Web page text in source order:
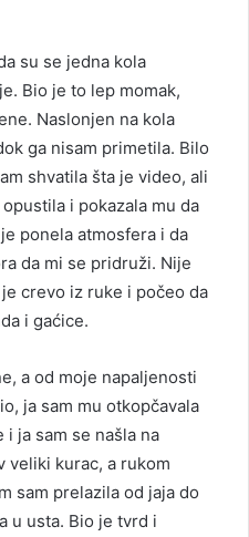
su se jedna kola
Bio je to lep momak,
Naslonjen na kola
ga nisam primetila. Bilo
shvatila šta je video, ali
i pokazala mu da
ponela atmosfera i da
da mi se pridruži. Nije
crevo iz ruke i počeo da
i gaćice.
a od moje napaljenosti
ja sam mu otkopčavala
i ja sam se našla na
veliki kurac, a rukom
sam prelazila od jaja do
u usta. Bio je tvrd i